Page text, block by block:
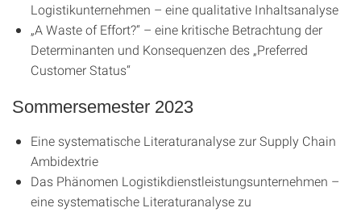
Logistikunternehmen – eine qualitative Inhaltsanalyse
„A Waste of Effort?“ – eine kritische Betrachtung der
Determinanten und Konsequenzen des „Preferred
Customer Status“
Sommersemester 2023
Eine systematische Literaturanalyse zur Supply Chain
Ambidextrie
Das Phänomen Logistikdienstleistungsunternehmen –
eine systematische Literaturanalyse zu